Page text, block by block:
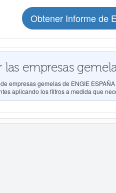
Obtener Informe de
empresas
empresas gemelas de ENGIE
aplicando los filtros a medida que